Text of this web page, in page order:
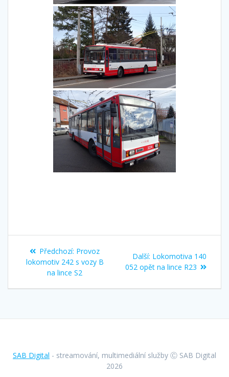
Navigace
pro
příspěvek
Předchozí: Předchozí
příspěvek:
Provoz
lokomotiv 242 s vozy B
na lince S2
Další: Další
příspěvek:
Lokomotiva 140
052 opět na lince R23
SAB Digital - streamování, multimediální služby Ⓒ SAB Digital
2026